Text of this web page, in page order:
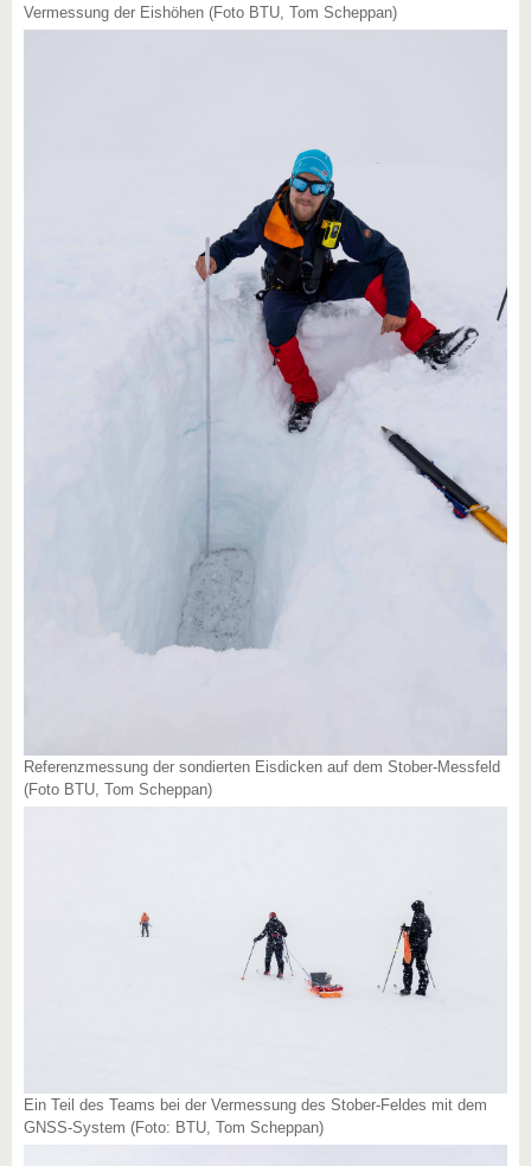
Vermessung der Eishöhen (Foto BTU, Tom Scheppan)
Referenzmessung der sondierten Eisdicken auf dem Stober-Messfeld
(Foto BTU, Tom Scheppan)
Ein Teil des Teams bei der Vermessung des Stober-Feldes mit dem
GNSS-System (Foto: BTU, Tom Scheppan)